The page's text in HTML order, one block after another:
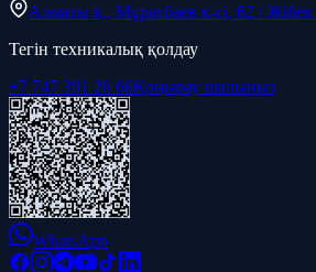
Алматы қ., Мұратбаев к-сі, 62 /
Тегін техникалық қолдау
+7 747 391 26 66Қоңырау шалыңыз
WhatsApp